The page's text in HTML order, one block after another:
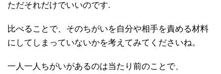
ただそれだけでいいのです.
比べることで、そのちがいを自分や相手を責める材料
にしてしまっていないかを考えてみてくださいね。
一人一人ちがいがあるのは当たり前のことで、